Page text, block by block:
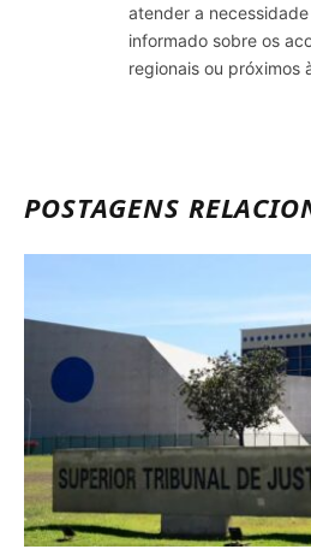
atender a
informado sobre os
regionais ou próximos
POSTAGENS